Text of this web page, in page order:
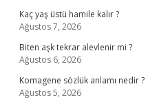
Kaç yaş üstü hamile kalır ?
Ağustos 7, 2026
Biten aşk tekrar alevlenir mi ?
Ağustos 6, 2026
Komagene sözlük anlamı nedir ?
Ağustos 5, 2026